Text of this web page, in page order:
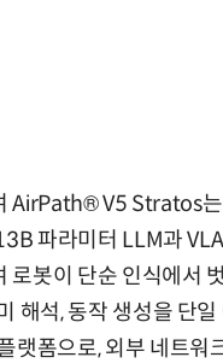
AirPath® V5 Stratos
파라미터 LLM과
로봇이 단순 인식에서
해석, 동작 생성을 단
랫폼으로, 외부 네트워